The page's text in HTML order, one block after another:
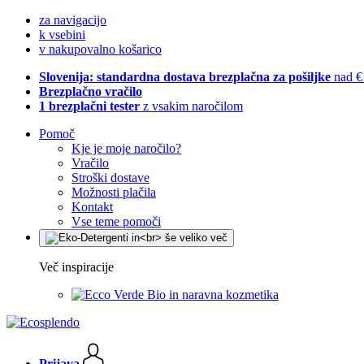
za navigacijo
k vsebini
v nakupovalno košarico
Slovenija: standardna dostava brezplačna za pošiljke nad
Brezplačno vračilo
1 brezplačni tester z vsakim naročilom
Pomoč
Kje je moje naročilo?
Vračilo
Stroški dostave
Možnosti plačila
Kontakt
Vse teme pomoči
Več inspiracije
Bio in naravna kozmetika